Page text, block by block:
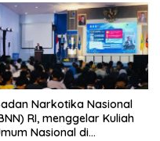
Narkotika Nasional
RI, menggelar Kuliah
Nasional di